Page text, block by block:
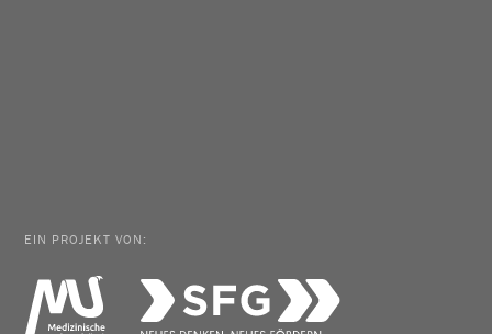
EIN PROJEKT VON: